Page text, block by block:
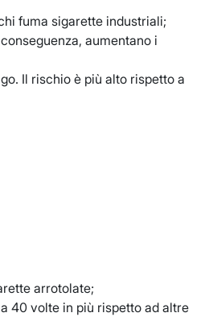
fuma sigarette industriali;
aumentano i
Il rischio è più alto rispetto a
arrotolate;
40 volte in più rispetto ad altre